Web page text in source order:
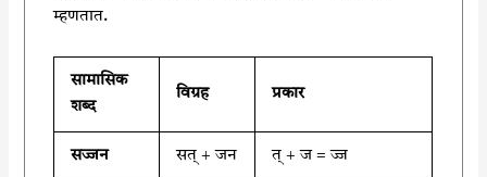
म्हणतात.
सामासिक
शब्द
विग्रह प्रकार
सज्जन सत् + जन त् + ज = ज्ज